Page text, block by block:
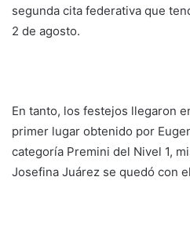
segunda cita federativa que
2 de agosto.
En tanto, los festejos llegaron
primer lugar obtenido por
categoría Premini del Nivel 1,
Josefina Juárez se quedó con